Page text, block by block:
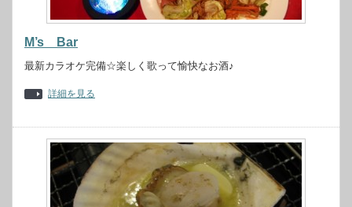
M’s Bar
最新カラオケ完備☆楽しく歌って愉快なお酒♪
詳細を見る